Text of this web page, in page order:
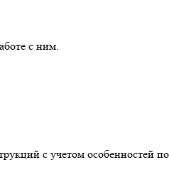
с ним.
с учетом особенностей